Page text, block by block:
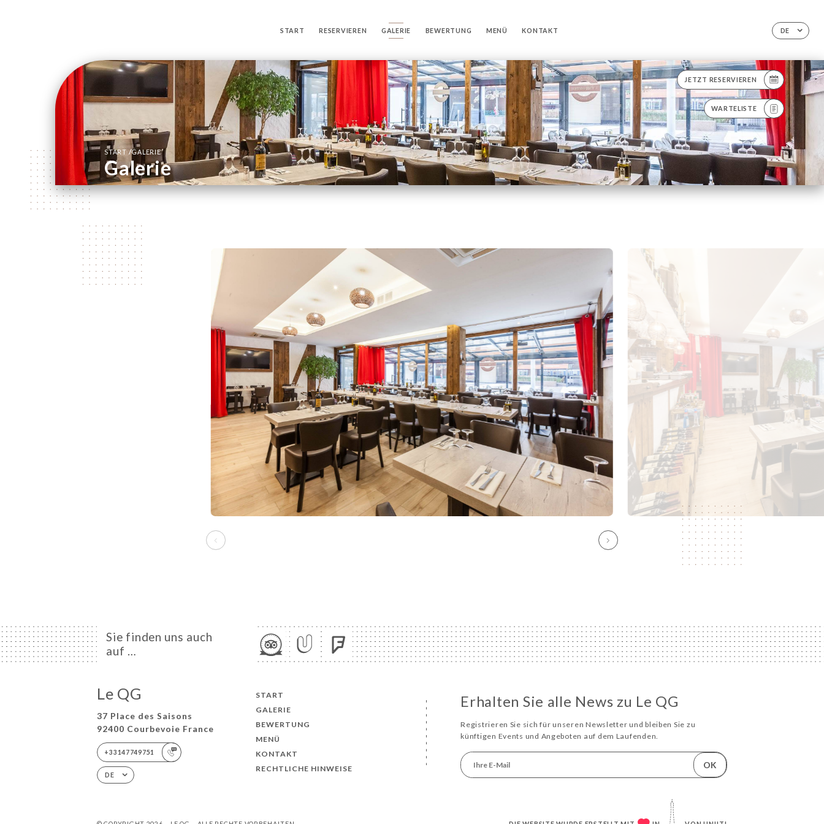
DE
START RESERVIEREN GALERIE BEWERTUNG MENÜ KONTAKT
JETZT RESERVIEREN
WARTELISTE
START /GALERIE
Galerie
Sie finden uns auch
auf …
Le QG
37 Place des Saisons
92400 Courbevoie France
+33147749751
DE
START
GALERIE
BEWERTUNG
MENÜ
KONTAKT
RECHTLICHE HINWEISE
Erhalten Sie alle News zu Le QG
Registrieren Sie sich für unseren Newsletter und bleiben Sie zu
künftigen Events und Angeboten auf dem Laufenden.
OK